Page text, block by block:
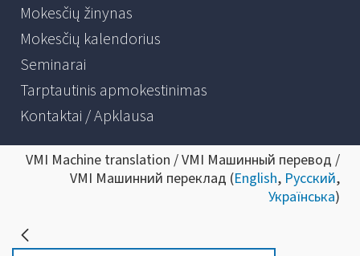
Mokesčių žinynas
Mokesčių kalendorius
Seminarai
Tarptautinis apmokestinimas
Kontaktai / Apklausa
VMI Machine translation / VMI Машинный перевод /
VMI Машинний переклад (English, Русский,
Українська)